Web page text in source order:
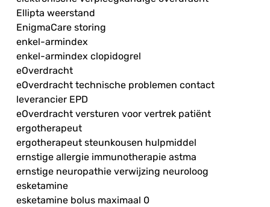
Ellipta weerstand
EnigmaCare storing
enkel-armindex
enkel-armindex clopidogrel
eOverdracht
eOverdracht technische problemen contact
leverancier EPD
eOverdracht versturen voor vertrek patiënt
ergotherapeut
ergotherapeut steunkousen hulpmiddel
ernstige allergie immunotherapie astma
ernstige neuropathie verwijzing neuroloog
esketamine
esketamine bolus maximaal 0